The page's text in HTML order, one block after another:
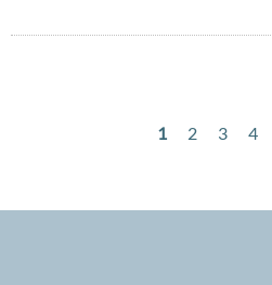
Seitennummerierung
Aktuelle
1 Page
2 Page
3 4